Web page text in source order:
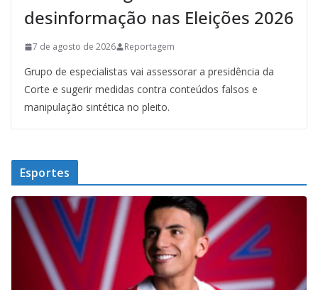
desinformação nas Eleições 2026
7 de agosto de 2026 Reportagem
Grupo de especialistas vai assessorar a presidência da
Corte e sugerir medidas contra conteúdos falsos e
manipulação sintética no pleito.
Esportes